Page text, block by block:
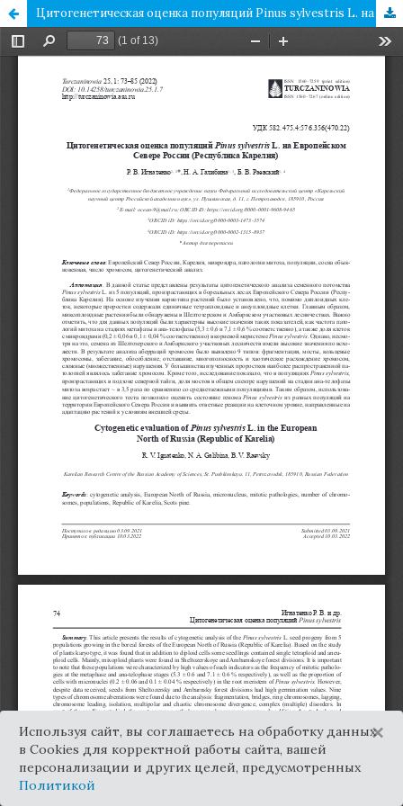
Цитогенетическая оценка популяций Pinus sylvestris L. на Европейском Севере России (Республика Карелия)
Используя сайт, вы соглашаетесь на обработку данных
в Cookies для корректной работы сайта, вашей
персонализации и других целей, предусмотренных
Политикой
×